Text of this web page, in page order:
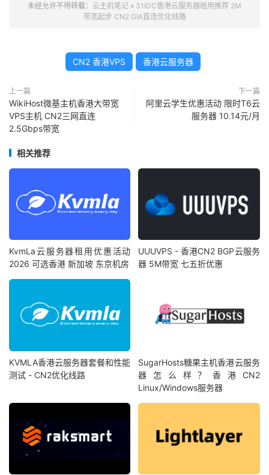
未经允许不得转载： 云主机笔记 » 31IDC香港云服务器租用推荐 2M
带宽起步 CN2 GIA直连优化线路
CN2 香港VPS 香港云服务器
上一篇
WikiHost微基主机香港大带宽
VPS主机 CN2三网直连
2.5Gbps带宽
下一篇
阿里云学生优惠活动 限时T6云
服务器 10.14元/月
相关推荐
KvmLa云服务器租用优惠活动
2026 可选香港 新加坡 东京机房
UUUVPS - 香港CN2 BGP云服务
器 5M带宽 七五折优惠
KVMLA香港云服务器套餐和性能
测试 - CN2优化线路
SugarHosts糖果主机香港云服务
器怎么样？香港CN2
Linux/Windows服务器